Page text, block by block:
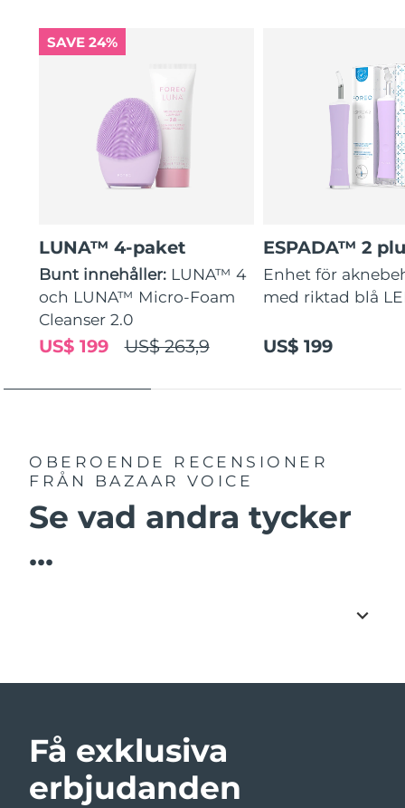
SAVE 24%
LUNA™ 4-paket
Bunt innehåller: LUNA™ 4
och LUNA™ Micro-Foam
Cleanser 2.0
US$ 263,9
US$ 199
ESPADA™ 2
Enhet för
med riktad blå
US$ 199
OBEROENDE RECENSIONER
FRÅN BAZAAR VOICE
Se vad andra tycker
...
Få exklusiva
erbjudanden